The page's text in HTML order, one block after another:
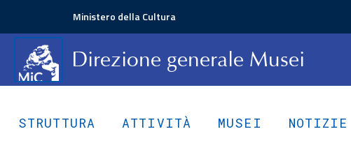
Ministero della Cultura
Direzione generale Musei
STRUTTURA ATTIVITÀ MUSEI NOTIZIE